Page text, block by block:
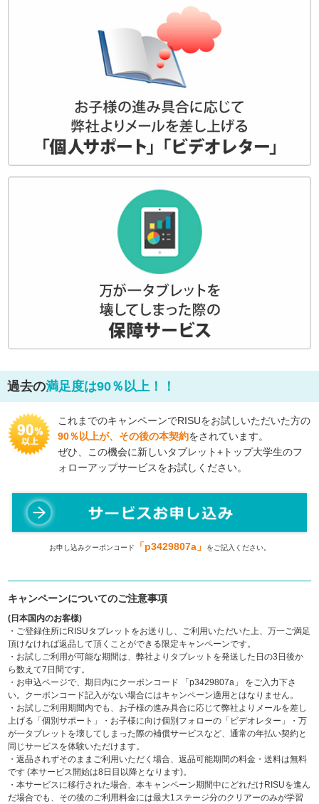
過去の満足度は90％以上！！
これまでのキャンペーンでRISUをお試しいただいた方の
90％以上が、その後の本契約をされています。
ぜひ、この機会に新しいタブレット+トップ大学生のフ
ォローアップサービスをお試しください。
お申し込みクーポンコード 「p3429807a」 をご記入ください。
キャンペーンについてのご注意事項
(日本国内のお客様)
・ご登録住所にRISUタブレットをお送りし、ご利用いただいた上、万一ご満足
頂けなければ返品して頂くことができる限定キャンペーンです。
・お試しご利用が可能な期間は、弊社よりタブレットを発送した日の3日後か
ら数えて7日間です。
・お申込ページで、期日内にクーポンコード
「p3429807a」
をご入力下さ
い。クーポンコード記入がない場合にはキャンペーン適用とはなりません。
・お試しご利用期間内でも、お子様の進み具合に応じて弊社よりメールを差し
上げる「個別サポート」・お子様に向け個別フォローの「ビデオレター」・万
が一タブレットを壊してしまった際の補償サービスなど、通常の年払い契約と
同じサービスを体験いただけます。
・返品されずそのままご利用いただく場合、返品可能期間の料金・送料は無料
です (本サービス開始は8日目以降となります)。
・本サービスに移行された場合、本キャンペーン期間中にどれだけRISUを進ん
だ場合でも、その後のご利用料金には最大1ステージ分のクリアーのみが学習